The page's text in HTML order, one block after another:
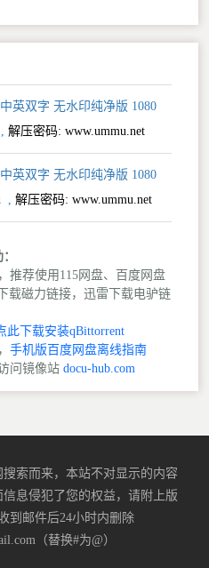
英双字 无水印纯净版 1080
解压密码: www.ummu.net
英双字 无水印纯净版 1080
解压密码: www.ummu.net
推荐使用115网盘、百度网盘
载磁力链接，迅雷下载电驴链
此下载安装qBittorrent
， 手机版百度网盘离线指南
问镜像站 docu-hub.com
索而来，本站不对显示的内容
息侵犯了您的权益，请附上版
到邮件后24小时内删除
（替换#为@）